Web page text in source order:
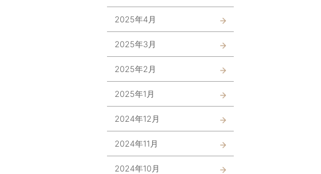
2025年4月
2025年3月
2025年2月
2025年1月
2024年12月
2024年11月
2024年10月